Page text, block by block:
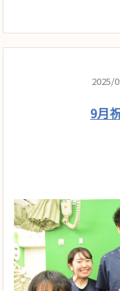
2025/
9月